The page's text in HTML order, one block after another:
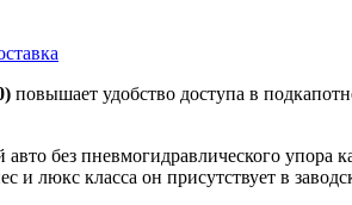
повышает удобство доступа в
без пневмогидравлического
и люкс класса он присутствует в